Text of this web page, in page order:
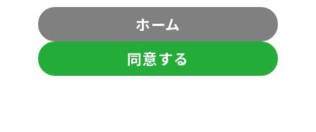
ホーム
同意する